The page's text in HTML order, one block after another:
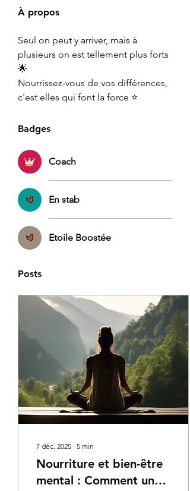
À propos
Seul on peut y arriver, mais à
plusieurs on est tellement plus forts
🌟
Nourrissez-vous de vos différences,
c'est elles qui font la force ⭐️
Badges
Coach
En stab
Etoile Boostée
Posts
7 déc. 2025 ∙ 5 min
Nourriture et bien-être
mental : Comment une